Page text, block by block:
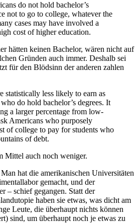
do not hold bachelor’s
not to go to college, whatever the
cases may have involved a
cost of higher education.
hätten keinen Bachelor, wären nicht auf
Gründen auch immer. Deshalb sei
für den Blödsinn der anderen zahlen
statistically less likely to earn as
do hold bachelor’s degrees. It
a larger percentage from low-
Americans who purposely
of college to pay for students who
of debt.
Mittel auch noch weniger.
hat die amerikanischen Universitäten
gemacht, und der
– schief gegangen. Statt der
haben sie etwas, was dicht am
Leute, die überhaupt nichts können
sind, um überhaupt noch je etwas zu